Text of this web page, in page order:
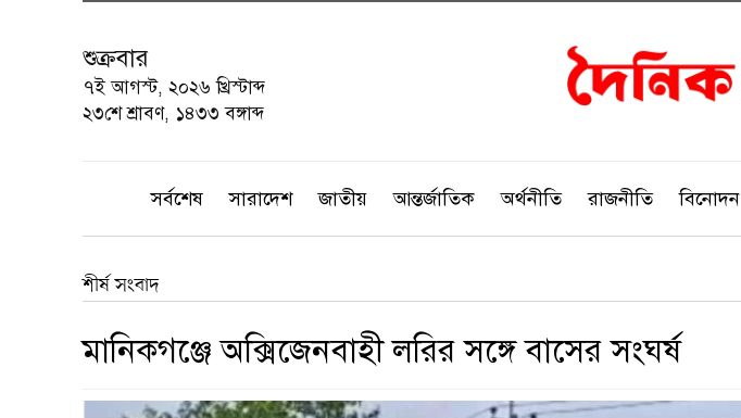
শুক্রবার
৭ই আগস্ট, ২০২৬ খ্রিস্টাব্দ
২৩শে শ্রাবণ, ১৪৩৩ বঙ্গাব্দ
সর্বশেষ সারাদেশ জাতীয় আন্তর্জাতিক অর্থনীতি রাজনীতি বিনোদন
শীর্ষ সংবাদ
মানিকগঞ্জে অক্সিজেনবাহী লরির সঙ্গে বাসের সংঘর্ষ